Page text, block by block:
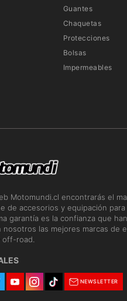
Guantes
Chaquetas
Protecciones
Bolsas
Impermeables
Motomundi.cl encontrarás el
de accesorios y equipación para
garantía es la confianza que han
las mejores marcas de
road.
NEWSLETTER